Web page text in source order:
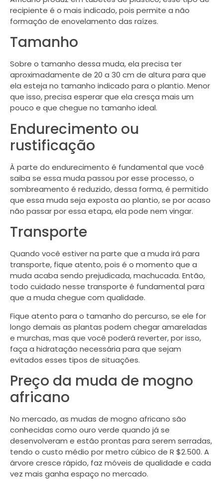
recipiente é o mais indicado, pois permite a não
formação de enovelamento das raízes.
Tamanho
Sobre o tamanho dessa muda, ela precisa ter
aproximadamente de 20 a 30 cm de altura para que
ela esteja no tamanho indicado para o plantio. Menor
que isso, precisa esperar que ela cresça mais um
pouco e que chegue no tamanho ideal.
Endurecimento ou
rustificação
À parte do endurecimento é fundamental que você
saiba se essa muda passou por esse processo, o
sombreamento é reduzido, dessa forma, é permitido
que essa muda seja exposta ao plantio, se por acaso
não passar por essa etapa, ela pode nem vingar.
Transporte
Quando você estiver na parte que a muda irá para
transporte, fique atento, pois é o momento que a
muda acaba sendo prejudicada, machucada. Então,
todo cuidado nesse transporte é fundamental para
que a muda chegue com qualidade.
Fique atento para o tamanho do percurso, se ele for
longo demais as plantas podem chegar amareladas
e murchas, mas que você poderá reverter, por isso,
faça a hidratação necessária para que sejam
evitados esses tipos de situações.
Preço da muda de mogno
africano
No mercado, as mudas de mogno africano são
conhecidas como ouro verde quando já se
desenvolveram e estão prontas para serem serradas,
tendo o custo médio por metro cúbico de R $2.500. A
árvore cresce rápido, faz móveis de qualidade e cada
vez mais ganha espaço no mercado.